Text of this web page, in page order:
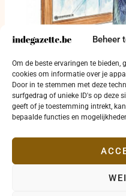
Beheer
Om de beste ervaringen te
cookies om informatie over je
Door in te stemmen met deze
surfgedrag of unieke ID's op deze
geeft of je toestemming intrekt,
bepaalde functies en
Interne machtsstrijd
over Straat van
6 augustus 2026